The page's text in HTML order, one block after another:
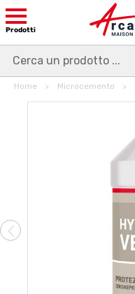
Prodotti
Home Microcemento